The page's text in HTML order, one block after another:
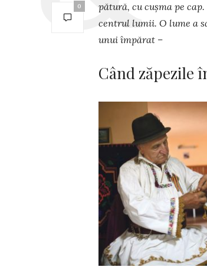
0
pătură, cu cușma pe
centrul lumii. O lume a
unui împărat –
Când zăpezile